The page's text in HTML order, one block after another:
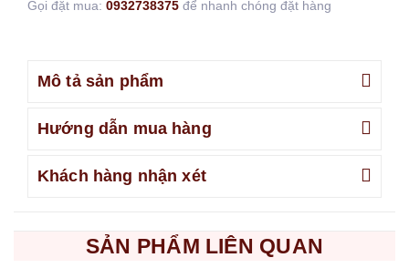
Gọi đặt mua: 0932738375 để nhanh chóng đặt hàng
Mô tả sản phẩm
Hướng dẫn mua hàng
Khách hàng nhận xét
SẢN PHẨM LIÊN QUAN